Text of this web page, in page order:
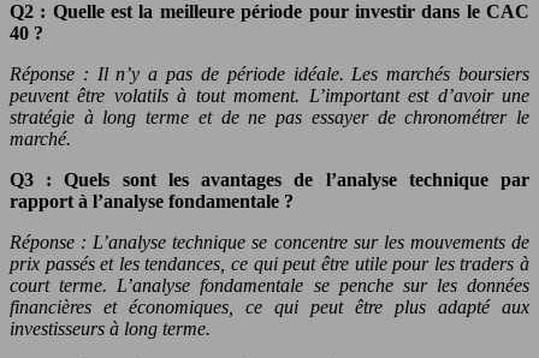
Q2 : Quelle est la meilleure période pour investir dans le CAC
40 ?
Réponse : Il n’y a pas de période idéale. Les marchés boursiers
peuvent être volatils à tout moment. L’important est d’avoir une
stratégie à long terme et de ne pas essayer de chronométrer le
marché.
Q3 : Quels sont les avantages de l’analyse technique par
rapport à l’analyse fondamentale ?
Réponse : L’analyse technique se concentre sur les mouvements de
prix passés et les tendances, ce qui peut être utile pour les traders à
court terme. L’analyse fondamentale se penche sur les données
financières et économiques, ce qui peut être plus adapté aux
investisseurs à long terme.